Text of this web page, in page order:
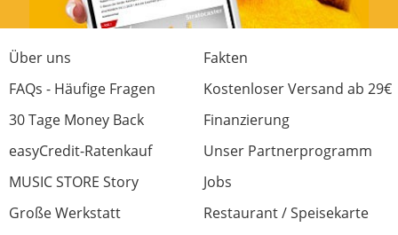
0 von 0 fanden diese Rezension hilfreich
War diese Rezension hilfreich?
Teuer, aber solide
Bewertung von: am
Ganz schön viel Geld für das bisschen
Über uns
Fakten
FAQs - Häufige Fragen
Kostenloser Versand ab 29€
30 Tage Money Back
Finanzierung
easyCredit-Ratenkauf
Unser Partnerprogramm
MUSIC STORE Story
Jobs
Große Werkstatt
Restaurant / Speisekarte